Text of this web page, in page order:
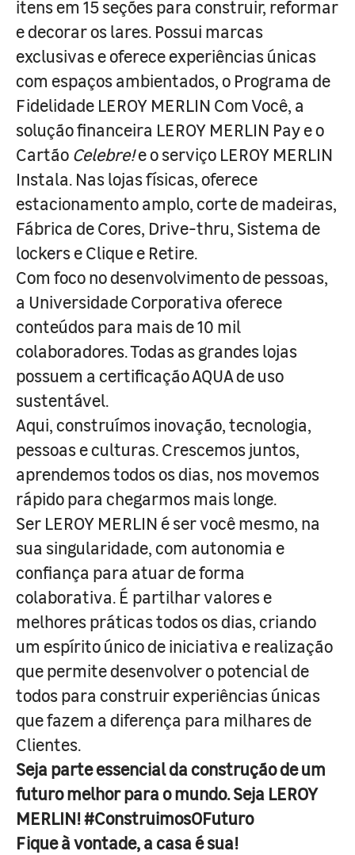
itens em 15 seções para construir, reformar
e decorar os lares. Possui marcas
exclusivas e oferece experiências únicas
com espaços ambientados, o Programa de
Fidelidade LEROY MERLIN Com Você, a
solução financeira LEROY MERLIN Pay e o
Cartão Celebre!e o serviço LEROY MERLIN
Instala. Nas lojas físicas, oferece
estacionamento amplo, corte de madeiras,
Fábrica de Cores, Drive-thru, Sistema de
lockers e Clique e Retire.
Com foco no desenvolvimento de pessoas,
a Universidade Corporativa oferece
conteúdos para mais de 10 mil
colaboradores. Todas as grandes lojas
possuem a certificação AQUA de uso
sustentável.
Aqui, construímos inovação, tecnologia,
pessoas e culturas. Crescemos juntos,
aprendemos todos os dias, nos movemos
rápido para chegarmos mais longe.
Ser LEROY MERLIN é ser você mesmo, na
sua singularidade, com autonomia e
confiança para atuar de forma
colaborativa. É partilhar valores e
melhores práticas todos os dias, criando
um espírito único de iniciativa e realização
que permite desenvolver o potencial de
todos para construir experiências únicas
que fazem a diferença para milhares de
Clientes.
Seja parte essencial da construção de um
futuro melhor para o mundo. Seja LEROY
MERLIN! #ConstruimosOFuturo
Fique à vontade, a casa é sua!